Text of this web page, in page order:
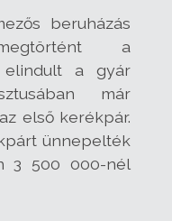
beruházás
a
a gyár
már
első kerékpár.
ünnepelték
3 500 000-nél